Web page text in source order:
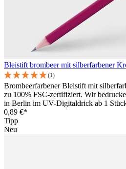
Bleistift brombeer mit silberfarbener
(1)
Brombeerfarbener Bleistift mit
zu 100% FSC-zertifiziert. Wir
in Berlin im UV-Digitaldrick ab 1
0,89 €*
Tipp
Neu